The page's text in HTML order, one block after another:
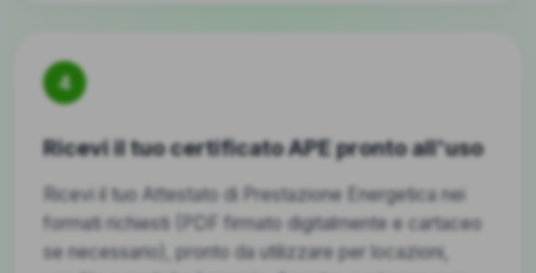
4
Ricevi il tuo certificato APE pronto all'uso
Ricevi il tuo Attestato di Prestazione Energetica nei
formati richiesti (PDF firmato digitalmente e cartaceo
se necessario), pronto da utilizzare per locazioni,